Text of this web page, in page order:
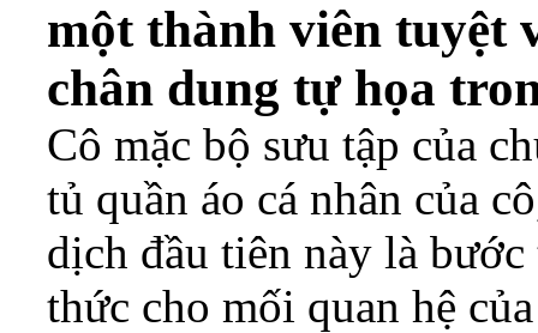
một thành viên tuyệt
chân dung tự họa
Cô mặc bộ sưu tập của
tủ quần áo cá nhân của
dịch đầu tiên này là
thức cho mối quan hệ